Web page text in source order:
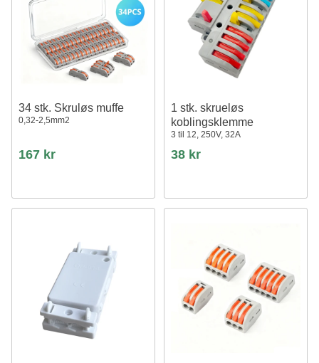
34 stk. Skruløs muffe
0,32-2,5mm2
167 kr
1 stk. skrueløs
koblingsklemme
3 til 12, 250V, 32A
38 kr